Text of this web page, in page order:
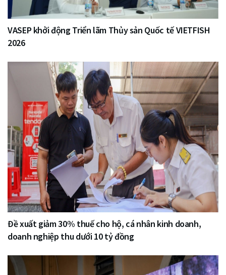
VASEP khởi động Triển lãm Thủy sản Quốc tế VIETFISH
2026
Đề xuất giảm 30% thuế cho hộ, cá nhân kinh doanh,
doanh nghiệp thu dưới 10 tỷ đồng